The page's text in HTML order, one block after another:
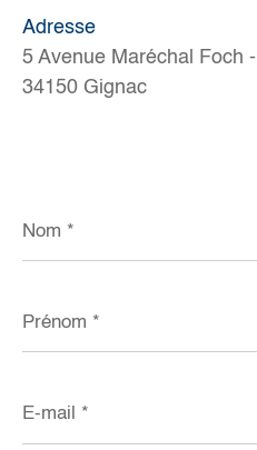
Adresse
5 Avenue Maréchal Foch -
34150 Gignac
*
*
mail